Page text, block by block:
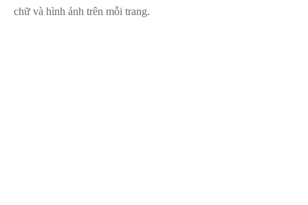
chữ và hình ảnh trên mỗi trang.